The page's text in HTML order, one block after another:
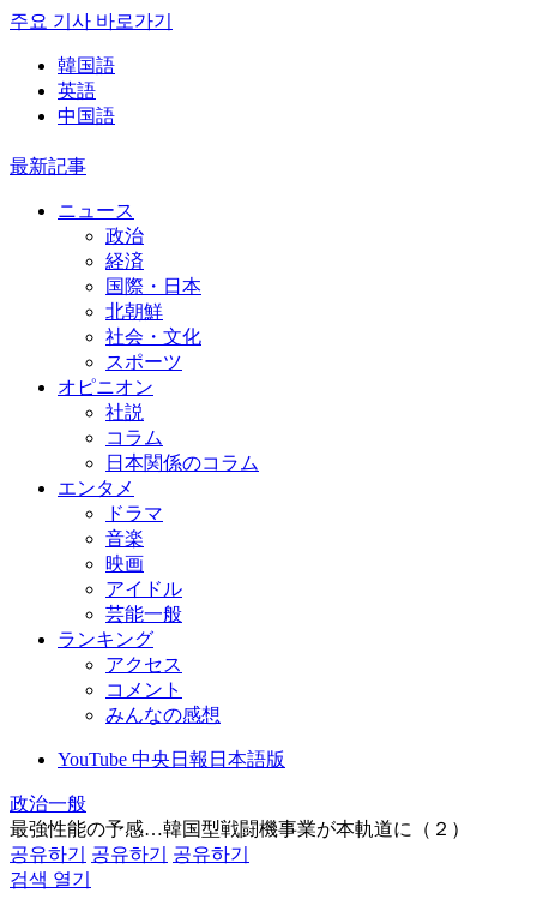
주요 기사 바로가기
韓国語
英語
中国語
最新記事
ニュース
政治
経済
国際・日本
北朝鮮
社会・文化
スポーツ
オピニオン
社説
コラム
日本関係のコラム
エンタメ
ドラマ
音楽
映画
アイドル
芸能一般
ランキング
アクセス
コメント
みんなの感想
YouTube 中央日報日本語版
政治一般
最強性能の予感…韓国型戦闘機事業が本軌道に（２）
공유하기
공유하기
공유하기
검색 열기